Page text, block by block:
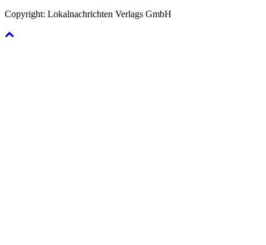
Copyright: Lokalnachrichten Verlags GmbH